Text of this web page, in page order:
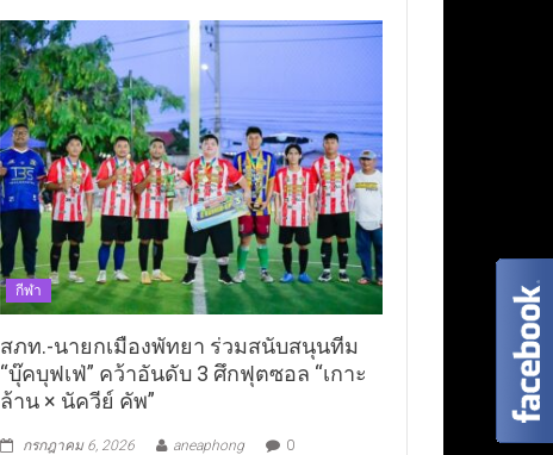
กีฬา
สภท.-นายกเมืองพัทยา ร่วมสนับสนุนทีม
“บุ๊คบุฟเฟ่” คว้าอันดับ 3 ศึกฟุตซอล “เกาะ
ล้าน × นัควีย์ คัพ”
กรกฎาคม 6, 2026 aneaphong 0